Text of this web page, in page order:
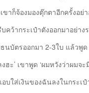
ขาก็จ้องมองตุ๊กตาอีกครั้งอย่
คว้ากระเป๋าตังออกมาอย่าง
นบัตรออกมา 2-3ใบ แล้วพูด
งฮะ’ เขาพูด ‘ผมหวังว่าผมจ
บใส่เงินของฉันลงในกระเ